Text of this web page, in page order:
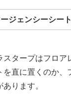
ジェンシーシー
スタープはフロア
を直に置くのか、
ります。